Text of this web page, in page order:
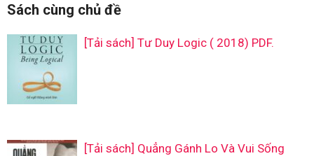
Sách cùng chủ đề
[Tải sách] Tư Duy Logic ( 2018) PDF.
[Tải sách] Quẳng Gánh Lo Và Vui Sống